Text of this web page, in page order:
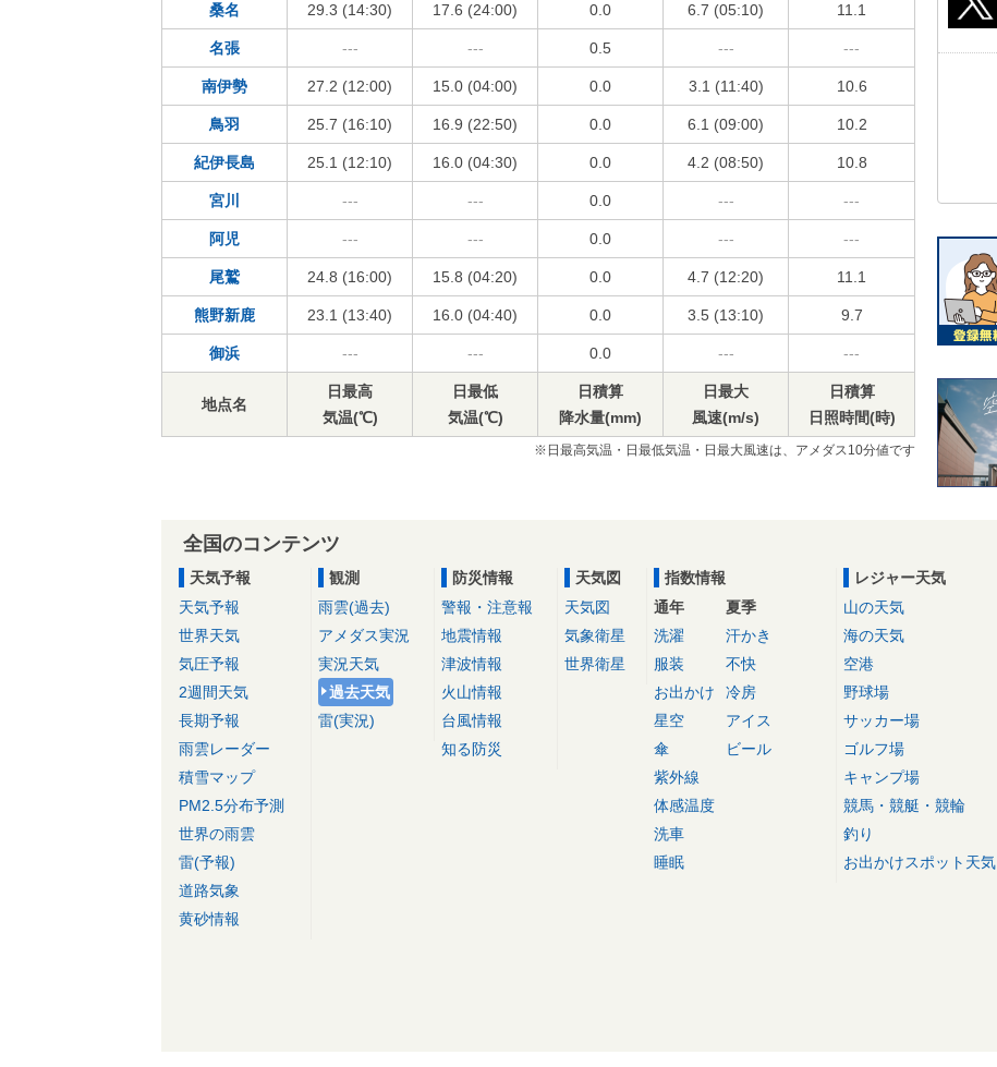
桑名 29.3 (14:30) 17.6 (24:00) 0.0 6.7 (05:10) 11.1
名張 --- --- 0.5 --- ---
南伊勢 27.2 (12:00) 15.0 (04:00) 0.0 3.1 (11:40) 10.6
鳥羽 25.7 (16:10) 16.9 (22:50) 0.0 6.1 (09:00) 10.2
紀伊長島 25.1 (12:10) 16.0 (04:30) 0.0 4.2 (08:50) 10.8
宮川 --- --- 0.0 --- ---
阿児 --- --- 0.0 --- ---
尾鷲 24.8 (16:00) 15.8 (04:20) 0.0 4.7 (12:20) 11.1
熊野新鹿 23.1 (13:40) 16.0 (04:40) 0.0 3.5 (13:10) 9.7
御浜 --- --- 0.0 --- ---
地点名
日最高
気温(℃)
日最低
気温(℃)
日積算
降水量(mm)
日最大
風速(m/s)
日積算
日照時間(時)
※日最高気温・日最低気温・日最大風速は、アメダス10分値です
全国のコンテンツ
天気予報
天気予報
世界天気
気圧予報
2週間天気
長期予報
雨雲レーダー
積雪マップ
PM2.5分布予測
世界の雨雲
雷(予報)
道路気象
黄砂情報
観測
雨雲(過去)
アメダス実況
実況天気
過去天気
雷(実況)
防災情報
警報・注意報
地震情報
津波情報
火山情報
台風情報
知る防災
天気図
天気図
気象衛星
世界衛星
指数情報
通年
洗濯
服装
お出かけ
星空
傘
紫外線
体感温度
洗車
睡眠
夏季
汗かき
不快
冷房
アイス
ビール
レジャー天気
山の天気
海の天気
空港
野球場
サッカー場
ゴルフ場
キャンプ場
競馬・競艇・競輪
釣り
お出かけスポット天気